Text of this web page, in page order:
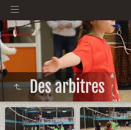
Des arbitres